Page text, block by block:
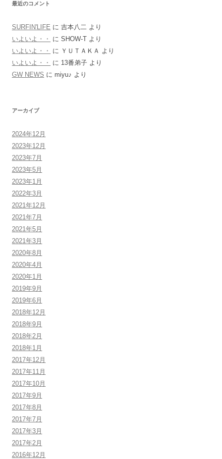
最近のコメント
SURFIN'LIFE に 吉本八二 より
いよいよ・・
に SHOW-T より
いよいよ・・
に ＹＵＴＡＫＡ より
いよいよ・・
に 13番弟子 より
GW NEWS に miyu♪ より
アーカイブ
2024年12月
2023年12月
2023年7月
2023年5月
2023年1月
2022年3月
2021年12月
2021年7月
2021年5月
2021年3月
2020年8月
2020年4月
2020年1月
2019年9月
2019年6月
2018年12月
2018年9月
2018年2月
2018年1月
2017年12月
2017年11月
2017年10月
2017年9月
2017年8月
2017年7月
2017年3月
2017年2月
2016年12月